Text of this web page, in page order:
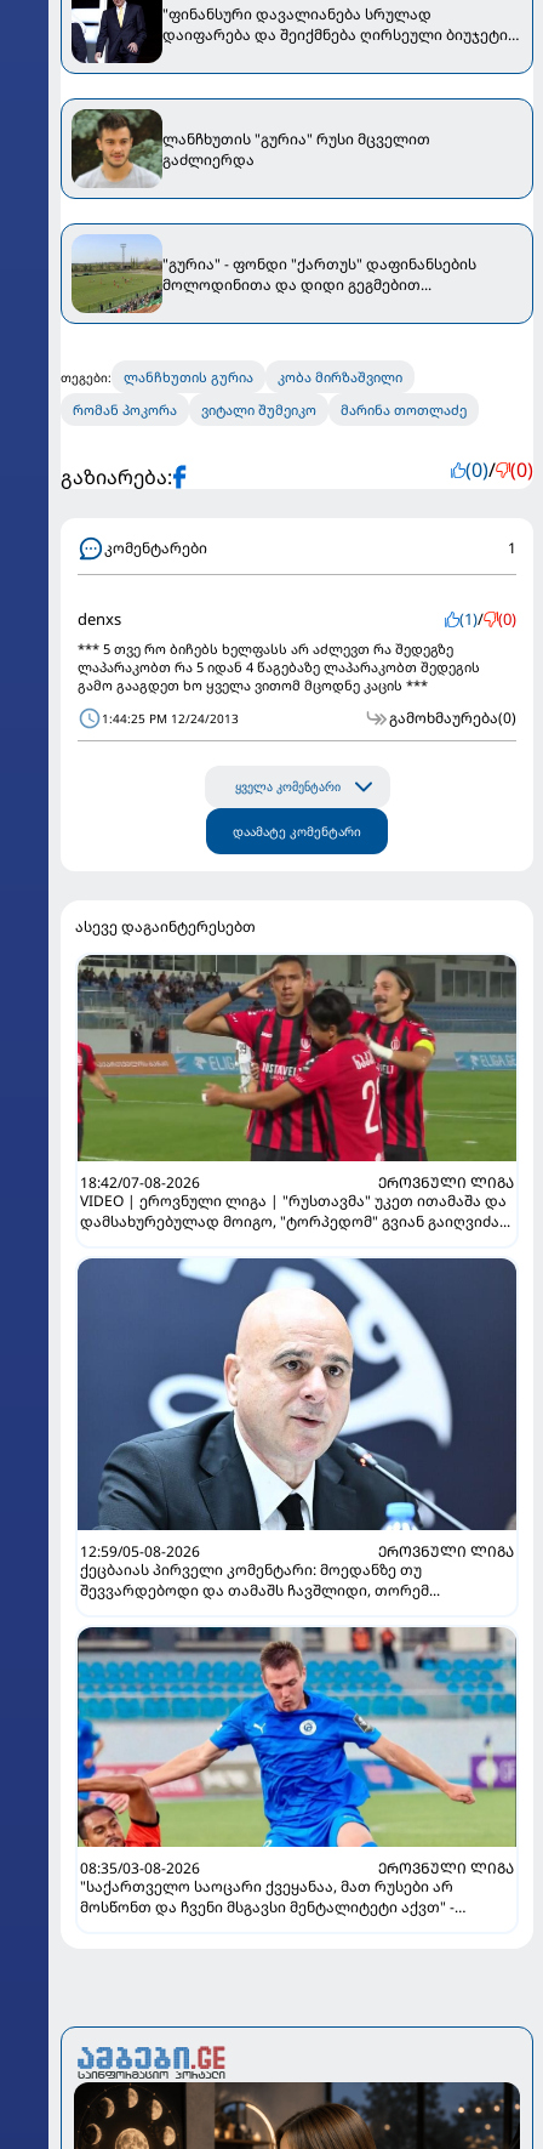
"ფინანსური დავალიანება სრულად
დაიფარება და შეიქმნება ღირსეული ბიუჯეტი
ლანჩხუთის "გურიაზე" ისაუბრა
ლანჩხუთის "გურია" რუსი მცველით
გაძლიერდა
"გურია" - ფონდი "ქართუს" დაფინანსების
მოლოდინითა და დიდი გეგმებით...
თეგები: ლანჩხუთის გურია
კობა მირზაშვილი
რომან პოკორა
ვიტალი შუმეიკო მარინა თოთლაძე
გაზიარება: (0)/ (0)
კომენტარები 1
denxs (1)/ (0)
*** 5 თვე რო ბიჩებს ხელფასს არ აძლევთ რა შედეგზე
ლაპარაკობთ რა 5 იდან 4 წაგებაზე ლაპარაკობთ შედეგის
გამო გააგდეთ ხო ყველა ვითომ მცოდნე კაცის ***
1:44:25 PM 12/24/2013 გამოხმაურება(0)
ყველა კომენტარი
დაამატე კომენტარი
ასევე დაგაინტერესებთ
18:42/07-08-2026
ᲔᲠᲝᲕᲜᲣᲚᲘ ᲚᲘᲒᲐ
VIDEO | ეროვნული ლიგა | "რუსთავმა" უკეთ ითამაშა და
დამსახურებულად მოიგო, "ტორპედომ" გვიან გაიღვიძა...
12:59/05-08-2026
ᲔᲠᲝᲕᲜᲣᲚᲘ ᲚᲘᲒᲐ
ქეცბაიას პირველი კომენტარი: მოედანზე თუ
შევვარდებოდი და თამაშს ჩავშლიდი, თორემ...
08:35/03-08-2026
ᲔᲠᲝᲕᲜᲣᲚᲘ ᲚᲘᲒᲐ
"საქართველო საოცარი ქვეყანაა, მათ რუსები არ
მოსწონთ და ჩვენი მსგავსი მენტალიტეტი აქვთ" -